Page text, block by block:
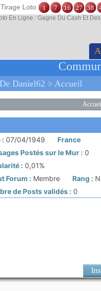
Loto 1 7 16 27 38
En Ligne : Gagne Du Cash Et
Daniel62 > Accueil
:07/04/1949
France
Postés sur le Mur :0
:0,01%
Forum :Membre Rang :
de Posts validés :0